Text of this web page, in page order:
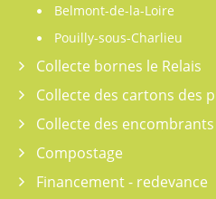
Belmont-de-la-Loire
Pouilly-sous-Charlieu
Collecte bornes le Relais
Collecte des cartons des
Collecte des encombrants
Compostage
Financement - redevance